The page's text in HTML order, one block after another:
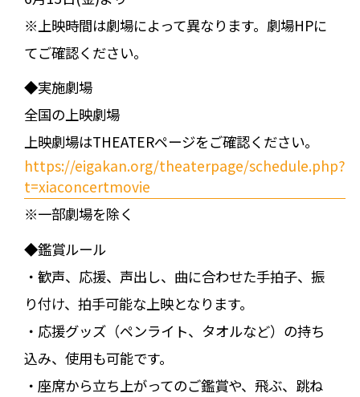
※上映時間は劇場によって異なります。劇場HPに
てご確認ください。
◆実施劇場
全国の上映劇場
上映劇場はTHEATERページをご確認ください。
https://eigakan.org/theaterpage/schedule.php?
t=xiaconcertmovie
※一部劇場を除く
◆鑑賞ルール
・歓声、応援、声出し、曲に合わせた手拍子、振
り付け、拍手可能な上映となります。
・応援グッズ（ペンライト、タオルなど）の持ち
込み、使用も可能です。
・座席から立ち上がってのご鑑賞や、飛ぶ、跳ね